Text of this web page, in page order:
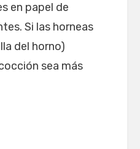
en papel de
Si las horneas
del horno)
sea más